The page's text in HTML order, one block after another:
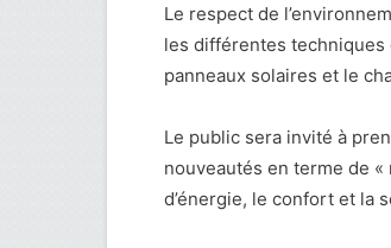
Le respect de
les différentes techniques
panneaux solaires et le
Le public sera invité à
nouveautés en terme de
d’énergie, le confort et la